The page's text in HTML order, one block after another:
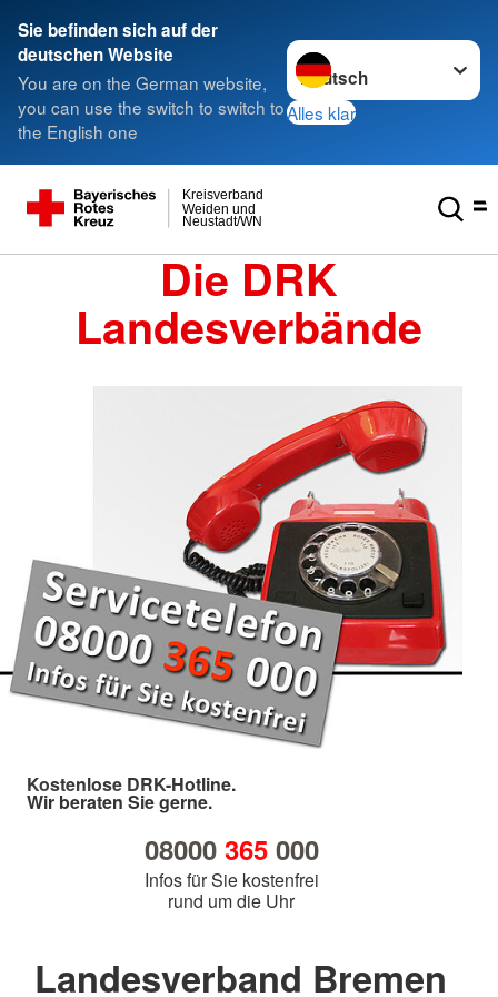
Sie befinden sich auf der
deutschen Website
You are on the German website,
you can use the switch to switch to
the English one
Sprache wechseln zu
Alles klar
Neustadt/WN
Weiden und
Kreisverband
Die DRK
Landesverbände
Kostenlose DRK-Hotline.
Wir beraten Sie gerne.
08000 365000
Infos für Sie kostenfrei
rund um die Uhr
Landesverband Bremen